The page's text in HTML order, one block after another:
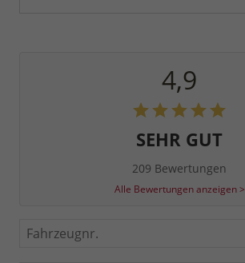
4,9
SEHR GUT
209 Bewertungen
Alle Bewertungen anzeigen >
Fahrzeugnr.